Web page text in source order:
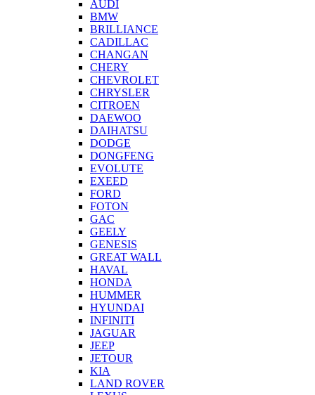
AUDI
BMW
BRILLIANCE
CADILLAC
CHANGAN
CHERY
CHEVROLET
CHRYSLER
CITROEN
DAEWOO
DAIHATSU
DODGE
DONGFENG
EVOLUTE
EXEED
FORD
FOTON
GAC
GEELY
GENESIS
GREAT WALL
HAVAL
HONDA
HUMMER
HYUNDAI
INFINITI
JAGUAR
JEEP
JETOUR
KIA
LAND ROVER